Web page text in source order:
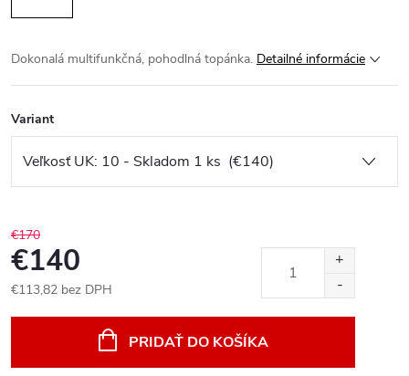
Dokonalá multifunkčná, pohodlná topánka. Detailné informácie
Variant
€170
€140
€113,82 bez DPH
PRIDAŤ DO KOŠÍKA